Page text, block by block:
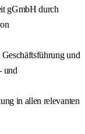
gGmbH durch
und
und
in allen relevanten